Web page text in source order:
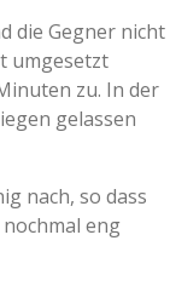
die Gegner nicht
umgesetzt
zu. In der
gelassen
nach, so dass
eng